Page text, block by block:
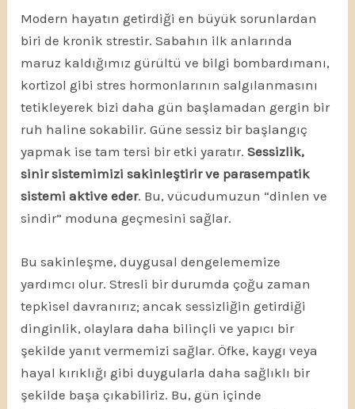
Modern hayatın getirdiği en büyük sorunlardan
biri de kronik strestir. Sabahın ilk anlarında
maruz kaldığımız gürültü ve bilgi bombardımanı,
kortizol gibi stres hormonlarının salgılanmasını
tetikleyerek bizi daha gün başlamadan gergin bir
ruh haline sokabilir. Güne sessiz bir başlangıç
yapmak ise tam tersi bir etki yaratır.Sessizlik,
sinir sistemimizi sakinleştirir ve parasempatik
sistemi aktive eder. Bu, vücudumuzun “dinlen ve
sindir” moduna geçmesini sağlar.
Bu sakinleşme, duygusal dengelememize
yardımcı olur. Stresli bir durumda çoğu zaman
tepkisel davranırız; ancak sessizliğin getirdiği
dinginlik, olaylara daha bilinçli ve yapıcı bir
şekilde yanıt vermemizi sağlar. Öfke, kaygı veya
hayal kırıklığı gibi duygularla daha sağlıklı bir
şekilde başa çıkabiliriz. Bu, gün içinde